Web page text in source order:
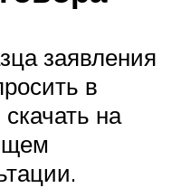
заявления
в
на